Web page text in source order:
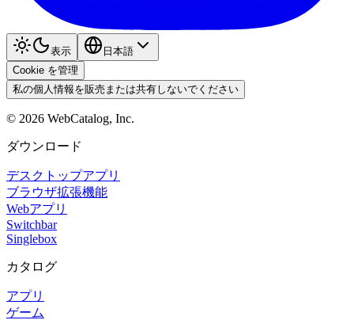
表示
日本語
Cookie を管理
私の個人情報を販売または共有しないでください
© 2026 WebCatalog, Inc.
ダウンロード
デスクトップアプリ
ブラウザ拡張機能
Webアプリ
Switchbar
Singlebox
カタログ
アプリ
ゲーム